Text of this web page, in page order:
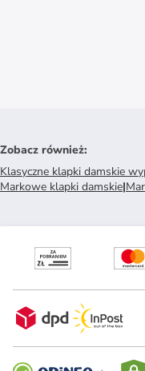
Zobacz również:
Klasyczne klapki damskie
Markowe klapki damskie|